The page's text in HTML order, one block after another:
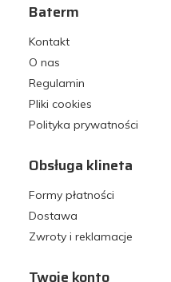
Baterm
Kontakt
O nas
Regulamin
Pliki cookies
Polityka prywatności
Obsługa klineta
Formy płatności
Dostawa
Zwroty i reklamacje
Twoje konto